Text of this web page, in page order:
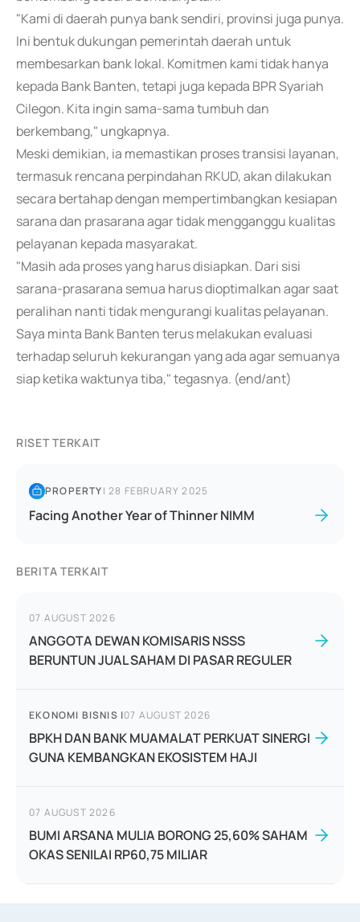
"Kami di daerah punya bank sendiri, provinsi juga punya.
Ini bentuk dukungan pemerintah daerah untuk
membesarkan bank lokal. Komitmen kami tidak hanya
kepada Bank Banten, tetapi juga kepada BPR Syariah
Cilegon. Kita ingin sama-sama tumbuh dan
berkembang," ungkapnya.
Meski demikian, ia memastikan proses transisi layanan,
termasuk rencana perpindahan RKUD, akan dilakukan
secara bertahap dengan mempertimbangkan kesiapan
sarana dan prasarana agar tidak mengganggu kualitas
pelayanan kepada masyarakat.
"Masih ada proses yang harus disiapkan. Dari sisi
sarana-prasarana semua harus dioptimalkan agar saat
peralihan nanti tidak mengurangi kualitas pelayanan.
Saya minta Bank Banten terus melakukan evaluasi
terhadap seluruh kekurangan yang ada agar semuanya
siap ketika waktunya tiba," tegasnya. (end/ant)
RISET TERKAIT
PROPERTY|28 FEBRUARY 2025
Facing Another Year of Thinner NIMM
BERITA TERKAIT
07 AUGUST 2026
ANGGOTA DEWAN KOMISARIS NSSS
BERUNTUN JUAL SAHAM DI PASAR REGULER
EKONOMI BISNIS |07 AUGUST 2026
BPKH DAN BANK MUAMALAT PERKUAT SINERGI
GUNA KEMBANGKAN EKOSISTEM HAJI
07 AUGUST 2026
BUMI ARSANA MULIA BORONG 25,60% SAHAM
OKAS SENILAI RP60,75 MILIAR